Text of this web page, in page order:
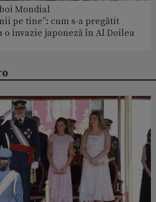
Mondial
pe tine”: cum s-a pregătit
invazie japoneză în Al Doilea